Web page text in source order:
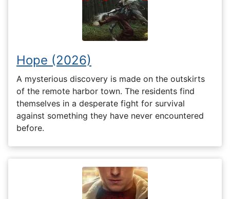
Hope (2026)
A mysterious discovery is made on the outskirts
of the remote harbor town. The residents find
themselves in a desperate fight for survival
against something they have never encountered
before.